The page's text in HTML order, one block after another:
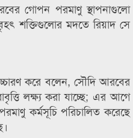
গোপন পরমাণু স্থাপনাগুলো
শক্তিগুলোর মদতে রিয়াদ সে
করে বলেন, সৌদি আরবের
লক্ষ্য করা যাচ্ছে; এর আগে
কর্মসূচি পরিচালিত করেছে